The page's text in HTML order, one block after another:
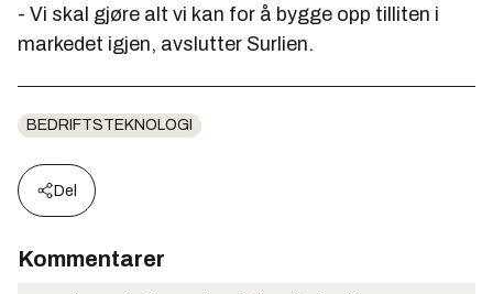
- Vi skal gjøre alt vi kan for å bygge opp tilliten i
markedet igjen, avslutter Surlien.
BEDRIFTSTEKNOLOGI
Del
Kommentarer